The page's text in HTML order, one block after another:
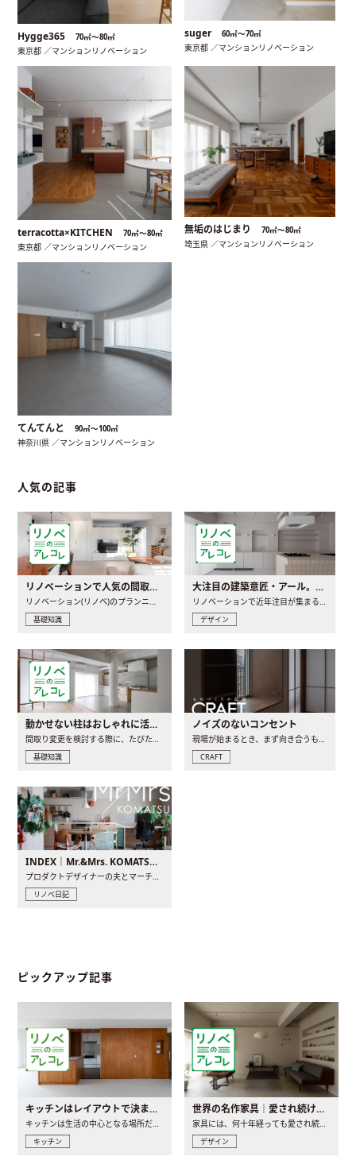
Hygge365 70㎡〜80㎡
東京都 ／マンションリノベーション
suger 60㎡〜70㎡
東京都 ／マンションリノベーション
terracotta×KITCHEN 70㎡〜80㎡
東京都 ／マンションリノベーション
無垢のはじまり 70㎡〜80㎡
埼玉県 ／マンションリノベーション
てんてんと 90㎡〜100㎡
神奈川県 ／マンションリノベーション
人気の記事
リノベーションで人気の間取りとは？トレンドの間取りと実例を徹底解説
リノベーション(リノベ)のプランニングで一番最初に決めるのは..
基礎知識
大注目の建築意匠・アール。人気の理由と空間に取り入れるポイント
リノベーションで近年注目が集まる建築意匠の一つであるアール..
デザイン
動かせない柱はおしゃれに活用！柱を魅せるリノベーション(リノベ)4選
間取り変更を検討する際に、たびたび皆さんの頭を悩ませる動か..
基礎知識
ノイズのないコンセント
現場が始まるとき、まず向き合うものの一つがコンセントです..
CRAFT
INDEX｜Mr.&Mrs. KOMATSU renovation diary
プロダクトデザイナーの夫とマーチャンダイザーの妻が、夫婦で..
リノベ日記
ピックアップ記事
キッチンはレイアウトで決まる。後悔しないための考え方と選び方
キッチン
世界の名作家具｜愛され続ける理由と一生モノとの出会い方
デザイン